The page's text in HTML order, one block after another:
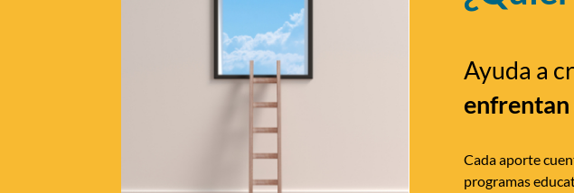
Ayuda a
enfrentan
Cada aporte
programas